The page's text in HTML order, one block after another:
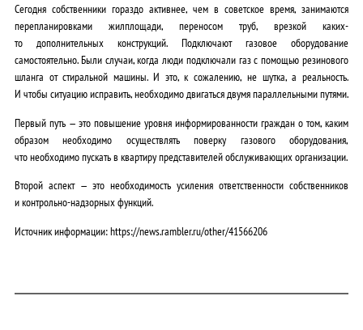
Сегодня собственники гораздо активнее, чем в советское время, занимаются
перепланировками жилплощади, переносом труб, врезкой каких-
то дополнительных конструкций. Подключают газовое оборудование
самостоятельно. Были случаи, когда люди подключали газ с помощью резинового
шланга от стиральной машины. И это, к сожалению, не шутка, а реальность.
И чтобы ситуацию исправить, необходимо двигаться двумя параллельными путями.
Первый путь — это повышение уровня информированности граждан о том, каким
образом необходимо осуществлять поверку газового оборудования,
что необходимо пускать в квартиру представителей обслуживающих организации.
Второй аспект — это необходимость усиления ответственности собственников
и контрольно-надзорных функций.
Источник информации: https://news.rambler.ru/other/41566206